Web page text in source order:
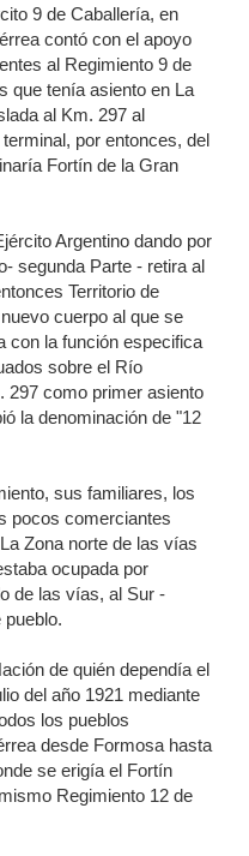
9 de Caballería, en
contó con el apoyo
al Regimiento 9 de
que tenía asiento en La
al Km. 297 al
por entonces, del
Fortín de la Gran
Argentino dando por
segunda Parte - retira al
Territorio de
cuerpo al que se
con la función especifica
sobre el Río
297 como primer asiento
la denominación de "12
sus familiares, los
pocos comerciantes
Zona norte de las vías
ocupada por
de las vías, al Sur -
de quién dependía el
del año 1921 mediante
los pueblos
desde Formosa hasta
se erigía el Fortín
Regimiento 12 de